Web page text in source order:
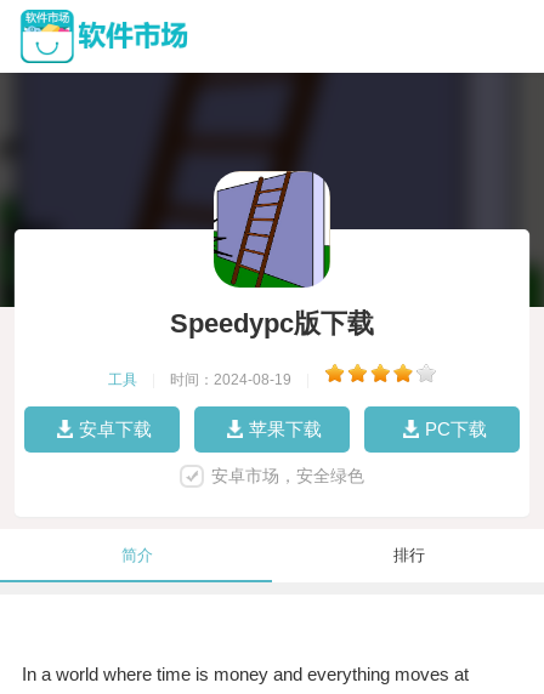
Speedypc版下载
工具 时间：2024-08-19
安卓下载 苹果下载 PC下载
安卓市场，安全绿色
简介 排行
In a world where time is money and everything moves at